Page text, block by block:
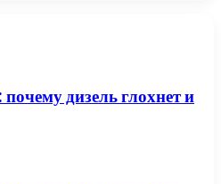
дизель глохнет и